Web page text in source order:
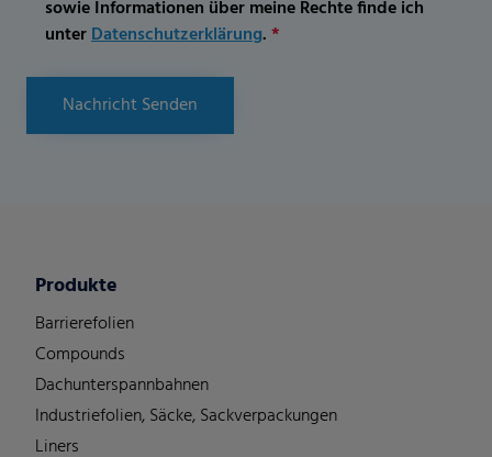
sowie Informationen über meine Rechte finde ich
unterDatenschutzerklärung.*
Nachricht Senden
Produkte
Barrierefolien
Compounds
Dachunterspannbahnen
Industriefolien, Säcke, Sackverpackungen
Liners